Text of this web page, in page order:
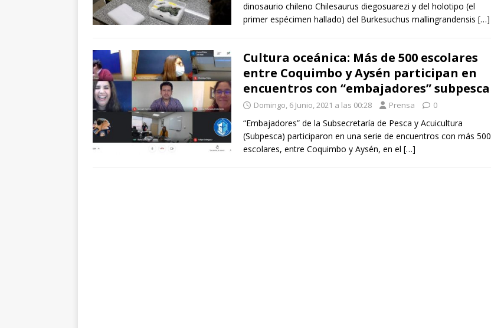
dinosaurio chileno Chilesaurus diegosuarezi y del holotipo (el
primer espécimen hallado) del Burkesuchus mallingrandensis […]
Cultura oceánica: Más de 500 escolares
entre Coquimbo y Aysén participan en
encuentros con “embajadores” subpesca
Domingo, 6 Junio, 2021 a las 00:28 Prensa 0
“Embajadores” de la Subsecretaría de Pesca y Acuicultura
(Subpesca) participaron en una serie de encuentros con más 500
escolares, entre Coquimbo y Aysén, en el […]